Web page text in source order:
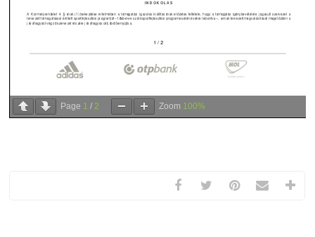
Page 1 / 2 Zoom 100%